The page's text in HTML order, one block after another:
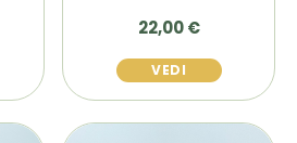
22,00 €
VEDI